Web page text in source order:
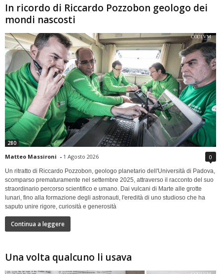
In ricordo di Riccardo Pozzobon geologo dei
mondi nascosti
280
Matteo Massironi - 1 Agosto 2026 0
Un ritratto di Riccardo Pozzobon, geologo planetario dell'Università di Padova,
scomparso prematuramente nel settembre 2025, attraverso il racconto del suo
straordinario percorso scientifico e umano. Dai vulcani di Marte alle grotte
lunari, fino alla formazione degli astronauti, l'eredità di uno studioso che ha
saputo unire rigore, curiosità e generosità
Continua a leggere
Una volta qualcuno li usava